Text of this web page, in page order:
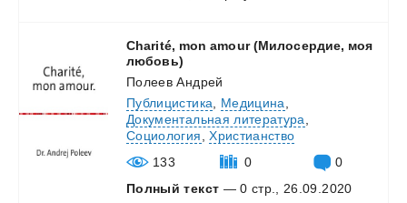
Charité, mon amour (Милосердие, моя
любовь)
Полеев Андрей
Публицистика
Медицина
Документальная литература
Социология ,Христианство
133
0
0
Полный текст — 0 стр., 26.09.2020